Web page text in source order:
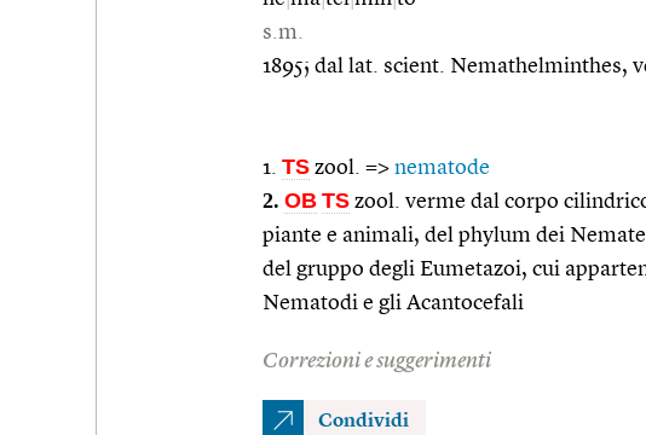
s.m.
1895; dal lat. scient. Nemathelminthes,
1. TS zool. => nematode
2. OB TS zool. verme dal corpo
piante e animali, del phylum dei
del gruppo degli Eumetazoi, cui
Nematodi e gli Acantocefali
Correzioni e suggerimenti
Condividi